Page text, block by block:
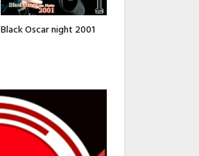
Black Oscar night 2001